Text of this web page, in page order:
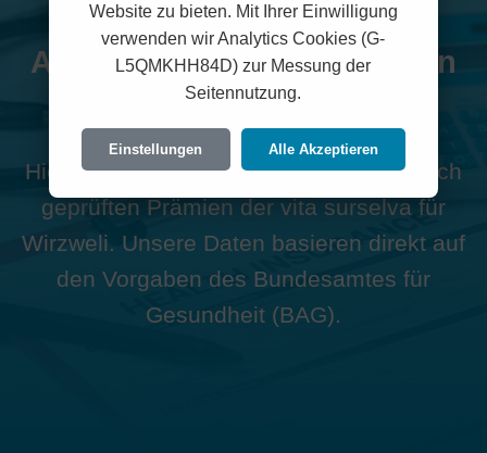
Alle vita surselva Prämien in
Wirzweli (6383)
Hier finden Sie die offiziellen und rechtlich
geprüften Prämien der vita surselva für
Wirzweli. Unsere Daten basieren direkt auf
den Vorgaben des Bundesamtes für
Gesundheit (BAG).
Website zu bieten. Mit Ihrer Einwilligung
verwenden wir Analytics Cookies (G-
L5QMKHH84D) zur Messung der
Seitennutzung.
Einstellungen Alle Akzeptieren